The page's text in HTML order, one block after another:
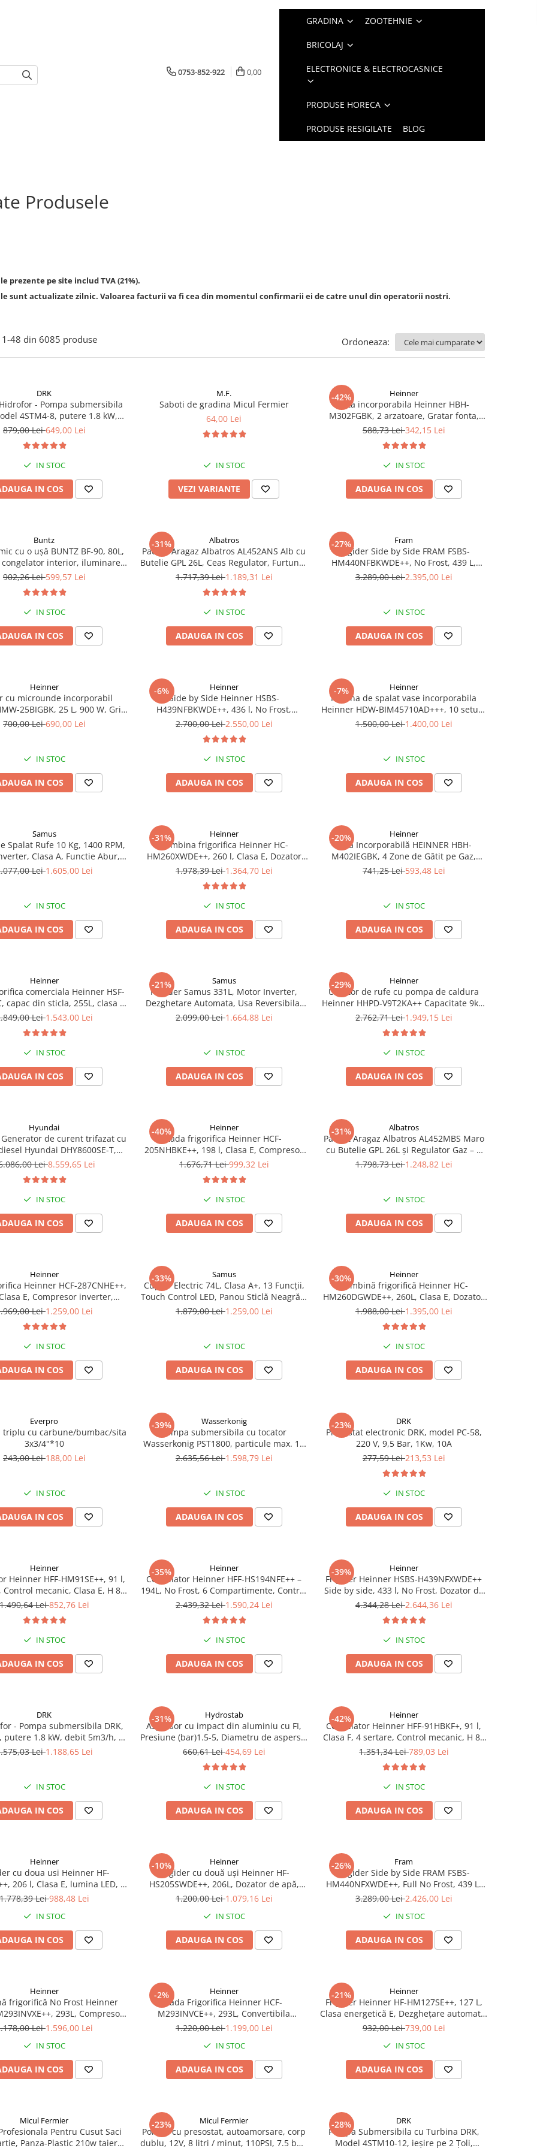
0753-852-922 0,00
GRADINA ZOOTEHNIE
BRICOLAJ
ELECTRONICE & ELECTROCASNICE
PRODUSE HORECA
PRODUSE RESIGILATE BLOG
Produsele
prezente pe site includ TVA (21%).
sunt actualizate zilnic. Valoarea facturii va fi cea din momentul confirmarii ei de catre unul din operatorii nostri.
1-48 din 6085 produse Ordoneaza:
DRK
Hidrofor - Pompa submersibila
4STM4-8, putere 1.8 kW,
h, 8 turbine + Presostat
10 Bar
879,00 Lei649,00 Lei
IN STOC
IN COS
M.F.
Saboti de gradina Micul Fermier
64,00 Lei
IN STOC
VEZI VARIANTE
-42% Heinner
Plita incorporabila Heinner HBH-
M302FGBK, 2 arzatoare, Gratar fonta,
Aprindere electrica, Dispozitiv de
588,73 Lei342,15 Lei
IN STOC
ADAUGA IN COS
Buntz
cu o ușă BUNTZ BF-90, 80L,
congelator interior, iluminare
LED, 83 cm, Alb
902,26 Lei599,57 Lei
IN STOC
IN COS
-31% Albatros
Pachet Aragaz Albatros AL452ANS Alb cu
Butelie GPL 26L, Ceas Regulator, Furtun și
2 Coliere – 4 Arzătoare pe Gaz, Cuptor pe
Dublu la Cuptor, Tava și Grătar Cupto
1.717,39 Lei1.189,31 Lei
IN STOC
ADAUGA IN COS
-27% Fram
Frigider Side by Side FRAM FSBS-
HM440NFBKWDE++, No Frost, 439 L,
Dozator apă, Display Touch, Inverter,
3.289,00 Lei2.395,00 Lei
IN STOC
ADAUGA IN COS
Heinner
cu microunde incorporabil
25BIGBK, 25 L, 900 W, Grill,
LCD, Sticla Neagra
700,00 Lei690,00 Lei
IN STOC
IN COS
-6% Heinner
Side by Side Heinner HSBS-
H439NFBKWDE++, 436 l, No Frost,
Display, Dozator de apa, Functie smart,
E, H 177, Negru
2.700,00 Lei2.550,00 Lei
IN STOC
ADAUGA IN COS
-7% Heinner
Masina de spalat vase incorporabila
Heinner HDW-BIM45710AD+++, 10 seturi,
Display LED, Auto-door opening,
1.500,00 Lei1.400,00 Lei
IN STOC
ADAUGA IN COS
Samus
Spalat Rufe 10 Kg, 1400 RPM,
Clasa A, Functie Abur,
LED, 16 Programe
Lei1.605,00 Lei
IN STOC
IN COS
-31% Heinner
Combina frigorifica Heinner HC-
HM260XWDE++, 260 l, Clasa E, Dozator
apa, Control electronic, Iluminare LED,
1.978,39 Lei1.364,70 Lei
IN STOC
ADAUGA IN COS
-20% Heinner
Plită Incorporabilă HEINNER HBH-
M402IEGBK, 4 Zone de Gătit pe Gaz,
Sticlă Neagră, Protecție împotriva
741,25 Lei593,48 Lei
IN STOC
ADAUGA IN COS
Heinner
comerciala Heinner HSF-
capac din sticla, 255L, clasa C,
convertibila
Lei1.543,00 Lei
IN STOC
IN COS
-21% Samus
Frigider Samus 331L, Motor Inverter,
Dezghetare Automata, Usa Reversibila,
Alb
2.099,00 Lei1.664,88 Lei
IN STOC
ADAUGA IN COS
-29% Heinner
Uscator de rufe cu pompa de caldura
Heinner HHPD-V9T2KA++ Capacitate 9kg,
Clasa A++, 15 programe, Display LED,
2.762,71 Lei1.949,15 Lei
IN STOC
ADAUGA IN COS
Hyundai
Generator de curent trifazat cu
Hyundai DHY8600SE-T,
12 CP, Putere maxima 7.9
trifazata ATS12-3P
Lei8.559,65 Lei
IN STOC
IN COS
-40% Heinner
Lada frigorifica Heinner HCF-
205NHBKE++, 198 l, Clasa E, Compresor
inverter, Display waterproof, Negru
1.676,71 Lei999,32 Lei
IN STOC
ADAUGA IN COS
-31% Albatros
Pachet Aragaz Albatros AL452MBS Maro
cu Butelie GPL 26L și Regulator Gaz – 4
Arzătoare pe Gaz, Cuptor pe Gaz,
1.798,73 Lei1.248,82 Lei
IN STOC
ADAUGA IN COS
Heinner
Heinner HCF-287CNHE++,
E, Compresor inverter,
LED, Functionalitate frigider,
Lei1.259,00 Lei
IN STOC
IN COS
-33% Samus
Cuptor Electric 74L, Clasa A+, 13 Funcții,
Touch Control LED, Panou Sticlă Neagră –
Grill, Convectie 3D, Autocurățare
1.879,00 Lei1.259,00 Lei
IN STOC
ADAUGA IN COS
-30% Heinner
Combină frigorifică Heinner HC-
HM260DGWDE++, 260L, Clasa E, Dozator
Apă, Control Electronic, LED, 180 cm, Gri
1.988,00 Lei1.395,00 Lei
IN STOC
ADAUGA IN COS
Everpro
triplu cu carbune/bumbac/sita
3x3/4"*10
243,00 Lei188,00 Lei
IN STOC
IN COS
-39% Wasserkonig
Pompa submersibila cu tocator
Wasserkonig PST1800, particule max. 10
mm, putere 1800 W, debit 17500 l/h,
2.635,56 Lei1.598,79 Lei
IN STOC
ADAUGA IN COS
-23% DRK
Presostat electronic DRK, model PC-58,
220 V, 9,5 Bar, 1Kw, 10A
277,59 Lei213,53 Lei
IN STOC
ADAUGA IN COS
Heinner
Heinner HFF-HM91SE++, 91 l,
Control mecanic, Clasa E, H 85
cm, Argintiu
1.490,64 Lei852,76 Lei
IN STOC
IN COS
-35% Heinner
Congelator Heinner HFF-HS194NFE++ –
194L, No Frost, 6 Compartimente, Control
Electronic
2.439,32 Lei1.590,24 Lei
IN STOC
ADAUGA IN COS
-39% Heinner
Frigider Heinner HSBS-H439NFXWDE++
Side by side, 433 l, No Frost, Dozator de
apa, Functie smart, Functie congelare si
4.344,28 Lei2.644,36 Lei
IN STOC
ADAUGA IN COS
DRK
- Pompa submersibila DRK,
putere 1.8 kW, debit 5m3/h, 8
+ Vas de expansiune 100 L,
Lei1.188,65 Lei
IN STOC
IN COS
-31% Hydrostab
Aspersor cu impact din aluminiu cu FI,
Presiune (bar)1.5-5, Diametru de aspersie
(m)32-58
660,61 Lei454,69 Lei
IN STOC
ADAUGA IN COS
-42% Heinner
Congelator Heinner HFF-91HBKF+, 91 l,
Clasa F, 4 sertare, Control mecanic, H 85
cm, Negru
1.351,34 Lei789,03 Lei
IN STOC
ADAUGA IN COS
Heinner
cu doua usi Heinner HF-
206 l, Clasa E, lumina LED, 3
de sticla, H 143 cm, Inox
1.778,39 Lei988,48 Lei
IN STOC
IN COS
-10% Heinner
Frigider cu două uși Heinner HF-
HS205SWDE++, 206L, Dozator de apă,
Clasa E, Argintiu
1.200,00 Lei1.079,16 Lei
IN STOC
ADAUGA IN COS
-26% Fram
Frigider Side by Side FRAM FSBS-
HM440NFXWDE++, Full No Frost, 439 L,
Inverter, Dozator apă, Display Touch,
3.289,00 Lei2.426,00 Lei
IN STOC
ADAUGA IN COS
Heinner
No Frost Heinner
293L, Compresor
E, Uși Reversibile, Aspect
Lei1.596,00 Lei
IN STOC
IN COS
-2% Heinner
Lada Frigorifica Heinner HCF-
M293INVCE++, 293L, Convertibila
Frigider/Congelator, Compresor Inverter,
Alb
1.220,00 Lei1.199,00 Lei
IN STOC
ADAUGA IN COS
-21% Heinner
Frigider Heinner HF-HM127SE++, 127 L,
Clasa energetică E, Dezghețare automată,
Control mecanic cu termostat ajustabil,
932,00 Lei739,00 Lei
IN STOC
ADAUGA IN COS
Micul Fermier
Pentru Cusut Saci
Panza-Plastic 210w taiere
-23% Micul Fermier
Pompa cu presostat, autoamorsare, corp
dublu, 12V, 8 litri / minut, 110PSI, 7.5 bari
-28% DRK
Pompa Submersibila cu Turbina DRK,
Model 4STM10-12, ieșire pe 2 Țoli,